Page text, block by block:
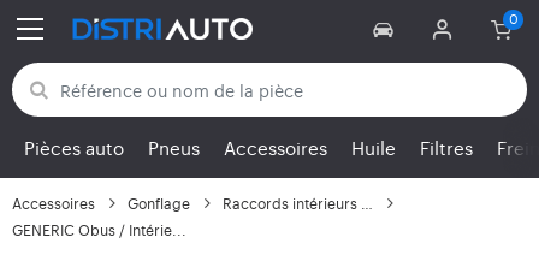
Retour aux catégories
Pièces auto Pneus Accessoires Huile Filtres
Accessoires Gonflage
GENERIC Obus / Intérie...